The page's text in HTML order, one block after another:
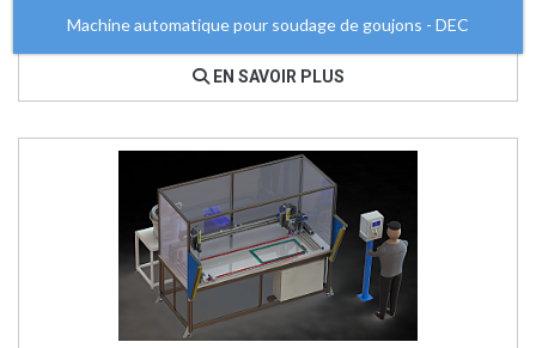
Machine automatique pour soudage de goujons - DEC
EN SAVOIR PLUS